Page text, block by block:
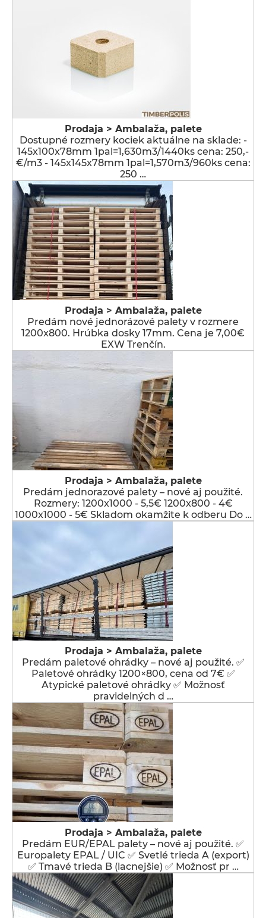
Prodaja > Ambalaža, palete
Dostupné rozmery kociek aktuálne na sklade: -
145x100x78mm 1pal=1,630m3/1440ks cena: 250,-
€/m3 - 145x145x78mm 1pal=1,570m3/960ks cena:
250 …
Prodaja > Ambalaža, palete
Predám nové jednorázové palety v rozmere
1200x800. Hrúbka dosky 17mm. Cena je 7,00€
EXW Trenčín.
Prodaja > Ambalaža, palete
Predám jednorazové palety – nové aj použité.
Rozmery: 1200x1000 - 5,5€ 1200x800 - 4€
1000x1000 - 5€ Skladom okamžite k odberu Do …
Prodaja > Ambalaža, palete
Predám paletové ohrádky – nové aj použité. ✅
Paletové ohrádky 1200×800, cena od 7€ ✅
Atypické paletové ohrádky ✅ Možnosť
pravidelných d …
Prodaja > Ambalaža, palete
Predám EUR/EPAL palety – nové aj použité. ✅
Europalety EPAL / UIC ✅ Svetlé trieda A (export)
✅ Tmavé trieda B (lacnejšie) ✅ Možnosť pr …